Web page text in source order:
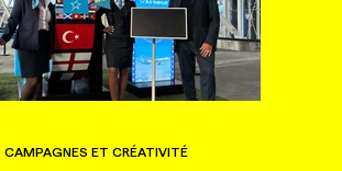
CAMPAGNES ET CRÉATIVITÉ